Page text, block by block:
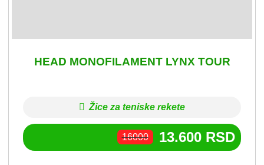
HEAD MONOFILAMENT LYNX TOUR
Žice za teniske rekete
16000 13.600 RSD